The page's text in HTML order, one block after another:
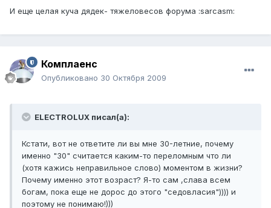
И еще целая куча дядек- тяжеловесов форума :sarcasm:
Комплаенс
Опубликовано 30 Октября 2009
ELECTROLUX писал(а):
Кстати, вот не ответите ли вы мне 30-летние, почему
именно "30" считается каким-то переломным что ли
(хотя кажись неправильное слово) моментом в жизни?
Почему именно этот возраст? Я-то сам ,слава всем
богам, пока еще не дорос до этого "седовласия")))) и
поэтому не понимаю!)))